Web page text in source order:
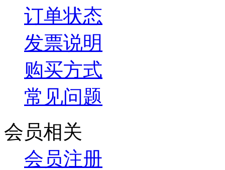
订单状态
发票说明
购买方式
常见问题
会员相关
会员注册